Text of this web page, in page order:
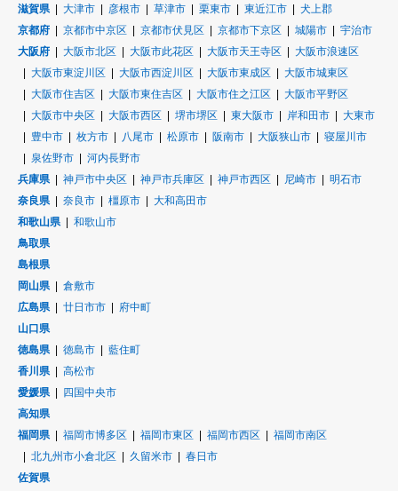
滋賀県
大津市 彦根市 草津市 栗東市 東近江市
犬上郡
京都府
京都市中京区 京都市伏見区 京都市下京区 城陽市
宇治市
大阪府
大阪市北区 大阪市此花区 大阪市天王寺区
大阪市浪速区
大阪市東淀川区
大阪市西淀川区 大阪市東成区
大阪市城東区
大阪市住吉区
大阪市東住吉区 大阪市住之江区
大阪市平野区
大阪市中央区
大阪市西区 堺市堺区 東大阪市 岸和田市
大東市
豊中市
枚方市 八尾市 松原市 阪南市 大阪狭山市
寝屋川市
泉佐野市
河内長野市
兵庫県
神戸市中央区 神戸市兵庫区 神戸市西区 尼崎市
明石市
奈良県
奈良市 橿原市
大和高田市
和歌山県
和歌山市
鳥取県
島根県
岡山県
倉敷市
広島県
廿日市市
府中町
山口県
徳島県
徳島市
藍住町
香川県
高松市
愛媛県
四国中央市
高知県
福岡県
福岡市博多区 福岡市東区 福岡市西区
福岡市南区
北九州市小倉北区
久留米市
春日市
佐賀県